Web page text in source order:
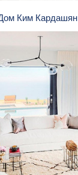
Ким Кардашян